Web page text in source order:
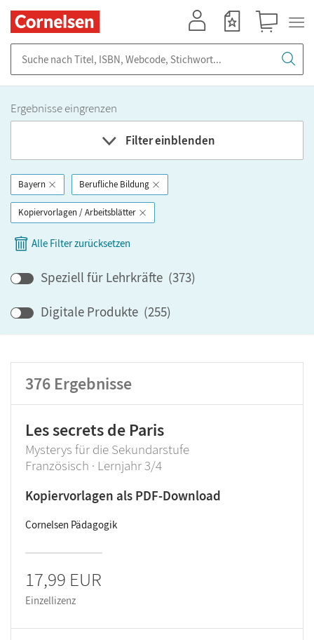
Ergebnisse eingrenzen
Filter einblenden
Fach
Bildungbereich
Lehrwerk/Reihe
Bayern Berufliche Bildung
Kopiervorlagen / Arbeitsblätter
Alle Filter zurücksetzen
Speziell für Lehrkräfte (373)
Digitale Produkte (255)
376 Ergebnisse
Les secrets de Paris
Mysterys für die Sekundarstufe
Französisch · Lernjahr 3/4
Kopiervorlagen als PDF-Download
Cornelsen Pädagogik
17,99 EUR
Einzellizenz